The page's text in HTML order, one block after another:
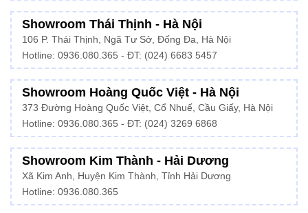
Showroom Thái Thịnh - Hà Nội
106 P. Thái Thịnh, Ngã Tư Sở, Đống Đa, Hà Nội
Hotline: 0936.080.365 - ĐT: (024) 6683 5457
Showroom Hoàng Quốc Việt - Hà Nội
373 Đường Hoàng Quốc Việt, Cổ Nhuế, Cầu Giấy, Hà Nội
Hotline: 0936.080.365 - ĐT: (024) 3269 6868
Showroom Kim Thành - Hải Dương
Xã Kim Anh, Huyện Kim Thành, Tỉnh Hải Dương
Hotline: 0936.080.365